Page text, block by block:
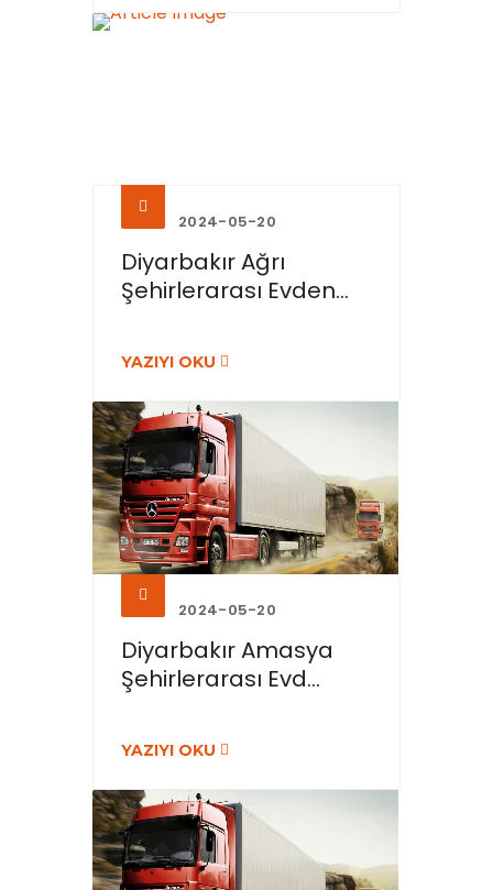
2024-05-20
Diyarbakır Ağrı
Şehirlerarası Evden...
YAZIYI OKU
2024-05-20
Diyarbakır Amasya
Şehirlerarası Evd...
YAZIYI OKU